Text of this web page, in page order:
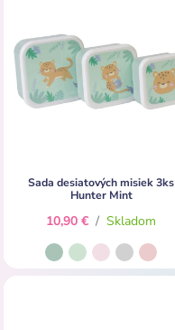
Sada desiatových misiek 3ks
Hunter Mint
10,90 € / Skladom